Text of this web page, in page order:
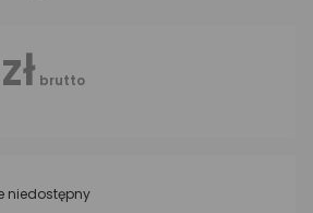
brutto
niedostępny